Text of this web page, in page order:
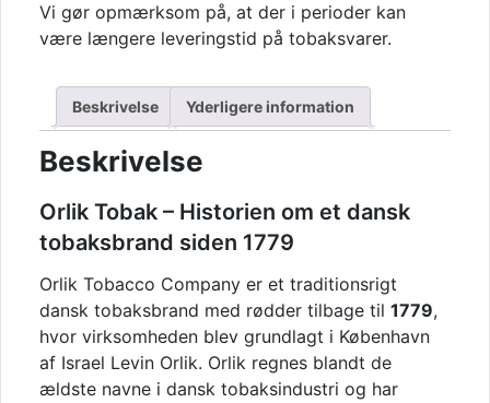
Vi gør opmærksom på, at der i perioder kan
være længere leveringstid på tobaksvarer.
Beskrivelse Yderligere information
Beskrivelse
Orlik Tobak – Historien om et dansk
tobaksbrand siden 1779
Orlik Tobacco Company er et traditionsrigt
dansk tobaksbrand med rødder tilbage til 1779,
hvor virksomheden blev grundlagt i København
af Israel Levin Orlik. Orlik regnes blandt de
ældste navne i dansk tobaksindustri og har